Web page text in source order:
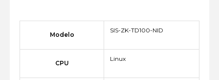
Modelo
SIS-ZK-TD100-NID
CPU
Linux